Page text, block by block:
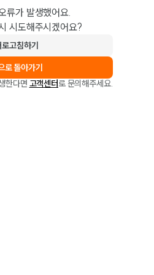
류가 발생했어요.
시도해주시겠어요?
로고침하기
로 돌아가기
한다면 고객센터로 문의해주세요.